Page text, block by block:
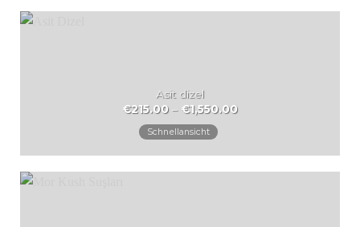
Asit dizel
€215.00 – €1,550.00Preisspanne:
Schnellansicht